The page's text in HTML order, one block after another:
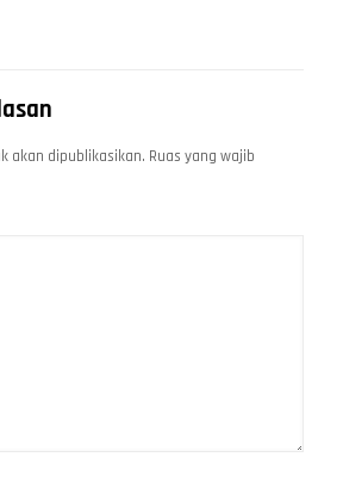
akan dipublikasikan. Ruas yang wajib